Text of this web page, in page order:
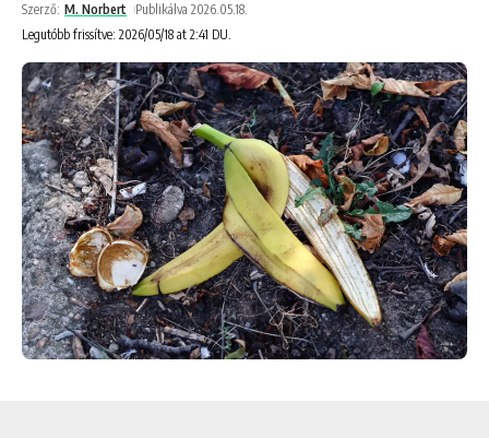
Legutóbb frissítve: 2026/05/18 at 2:41 DU.
Szerző: M. Norbert Publikálva 2026.05.18.